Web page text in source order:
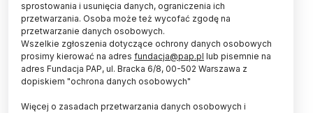
Germanistka dr hab. Jadwiga Kita-Huber z
Uniwersytetu Jagiellońskiego dostała nagrodę im.
Jakuba i Wilhelma Grimmów, przyznawaną przez
Niemiecką Centralę Wymiany Akademickiej.
Naukowczynię uhonorowano za badania, które
„budują mosty między Polską a Niemcami”.
sprostowania i usunięcia danych, ograniczenia ich
przetwarzania. Osoba może też wycofać zgodę na
przetwarzanie danych osobowych.
Wszelkie zgłoszenia dotyczące ochrony danych osobowych
prosimy kierować na adres fundacja@pap.pl lub pisemnie na
adres Fundacja PAP, ul. Bracka 6/8, 00-502 Warszawa z
dopiskiem "ochrona danych osobowych"
Więcej o zasadach przetwarzania danych osobowych i